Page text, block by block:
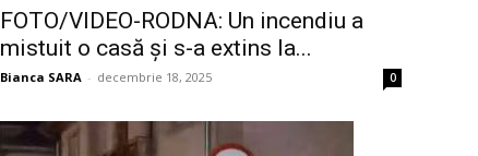
FOTO/VIDEO-RODNA: Un incendiu a
mistuit o casă și s-a extins la...
Bianca SARA - decembrie 18, 2025 0